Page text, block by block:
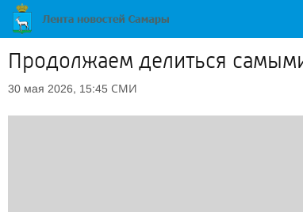
Продолжаем делиться
30 мая 2026, 15:45 СМИ